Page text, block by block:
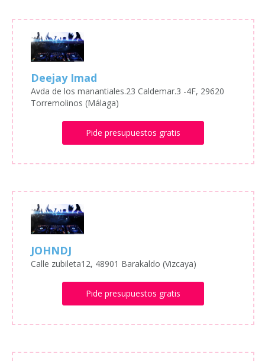
Deejay Imad
Avda de los manantiales.23 Caldemar.3 -4F, 29620
Torremolinos (Málaga)
Pide presupuestos gratis
JOHNDJ
Calle zubileta12, 48901 Barakaldo (Vizcaya)
Pide presupuestos gratis